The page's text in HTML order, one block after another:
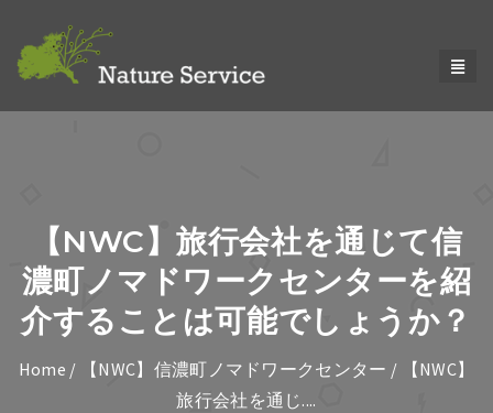
【NWC】旅行会社を通じて信
濃町ノマドワークセンターを紹
介することは可能でしょうか？
Home / 【NWC】信濃町ノマドワークセンター / 【NWC】
旅行会社を通じ....